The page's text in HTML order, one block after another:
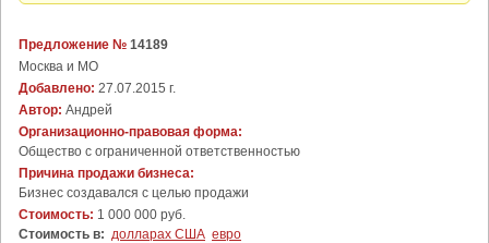
Предложение № 14189
Москва и МО
Добавлено: 27.07.2015 г.
Автор: Андрей
Организационно-правовая форма:
Общество с ограниченной ответственностью
Причина продажи бизнеса:
Бизнес создавался с целью продажи
Стоимость: 1 000 000 руб.
Стоимость в: долларах США евро